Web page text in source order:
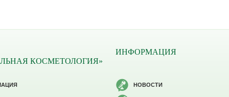
КОСМЕТОЛОГИЯ»
ИНФОРМАЦИЯ
НОВОСТИ